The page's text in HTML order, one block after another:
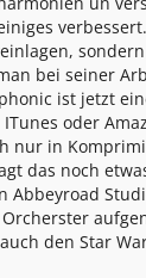
bei seiner
ist jetzt
oder
nur in
das noch
Abbeyroad
den Star